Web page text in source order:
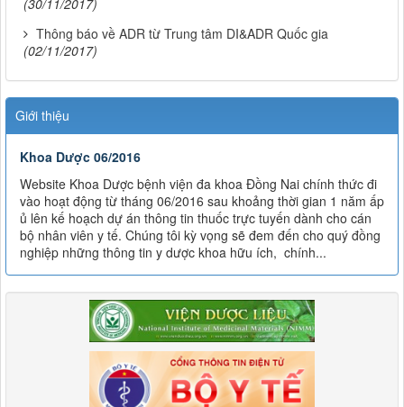
Thông báo về ADR từ Trung tâm DI&ADR Quốc gia
(02/11/2017)
Giới thiệu
Khoa Dược 06/2016
Website Khoa Dược bệnh viện đa khoa Đồng Nai chính thức đi
vào hoạt động từ tháng 06/2016 sau khoảng thời gian 1 năm ấp
ủ lên kế hoạch dự án thông tin thuốc trực tuyến dành cho cán
bộ nhân viên y tế. Chúng tôi kỳ vọng sẽ đem đến cho quý đồng
nghiệp những thông tin y dược khoa hữu ích, chính...